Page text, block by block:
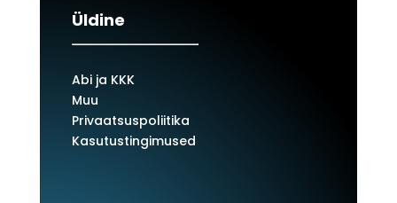
Üldine
Abi ja KKK
Muu
Privaatsuspoliitika
Kasutustingimused